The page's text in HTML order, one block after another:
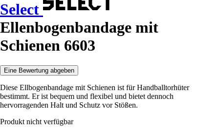
Select
Ellenbogenbandage mit
Schienen 6603
Eine Bewertung abgeben
Diese Ellbogenbandage mit Schienen ist für Handballtorhüter
bestimmt. Er ist bequem und flexibel und bietet dennoch
hervorragenden Halt und Schutz vor Stößen.
Produkt nicht verfügbar